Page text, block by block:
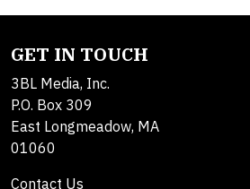
GET IN TOUCH
3BL Media, Inc.
P.O. Box 309
East Longmeadow, MA
01060
Contact Us